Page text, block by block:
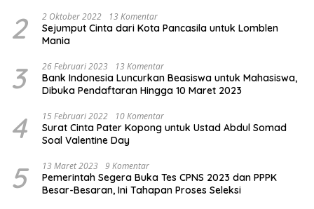
2 2 Oktober 2022 13 Komentar
Sejumput Cinta dari Kota Pancasila untuk Lomblen
Mania
3 26 Februari 2023 13 Komentar
Bank Indonesia Luncurkan Beasiswa untuk Mahasiswa,
Dibuka Pendaftaran Hingga 10 Maret 2023
4 15 Februari 2022 10 Komentar
Surat Cinta Pater Kopong untuk Ustad Abdul Somad
Soal Valentine Day
5 13 Maret 2023 9 Komentar
Pemerintah Segera Buka Tes CPNS 2023 dan PPPK
Besar-Besaran, Ini Tahapan Proses Seleksi